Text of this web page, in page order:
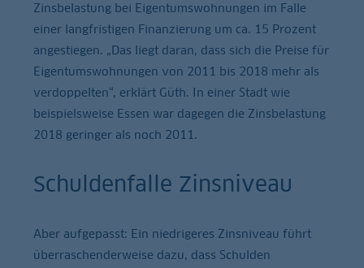
Zinsbelastung bei Eigentumswohnungen im Falle
einer langfristigen Finanzierung um ca. 15 Prozent
angestiegen. „Das liegt daran, dass sich die Preise für
Eigentumswohnungen von 2011 bis 2018 mehr als
verdoppelten“, erklärt Güth. In einer Stadt wie
beispielsweise Essen war dagegen die Zinsbelastung
2018 geringer als noch 2011.
Schuldenfalle Zinsniveau
Aber aufgepasst: Ein niedrigeres Zinsniveau führt
überraschenderweise dazu, dass Schulden